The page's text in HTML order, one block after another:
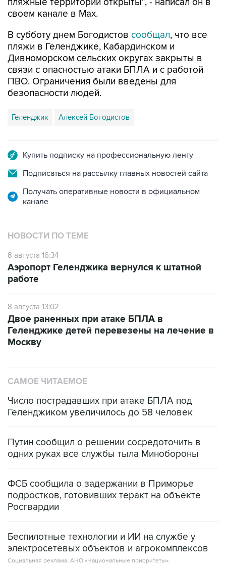
В субботу днем Богодистов
Дивноморском сельских округах закрыты в
связи с опасностью атаки БПЛА и с работой
ПВО. Ограничения были введены для
безопасности людей.
Геленджик Алексей Богодистов
Подписаться на рассылку главных новостей сайта
Получать оперативные новости в официальном
НОВОСТИ ПО ТЕМЕ
8 августа 16:34
работе
8 августа 13:02
Геленджике детей перевезены на лечение в
Москву
Число пострадавших при атаке БПЛА под
Путин сообщил о решении сосредоточить в
ФСБ сообщила о задержании в Приморье
Росгвардии
Беспилотные технологии и ИИ на службе у
Социальная реклама, АНО «Национальные приоритеты».
ИНН 7725383515 Erid: F7NfYUJCUneVdwcydK6A